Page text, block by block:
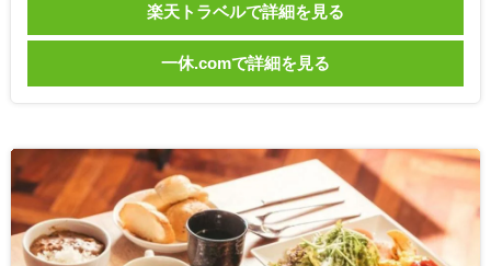
楽天トラベルで詳細を見る
一休.comで詳細を見る